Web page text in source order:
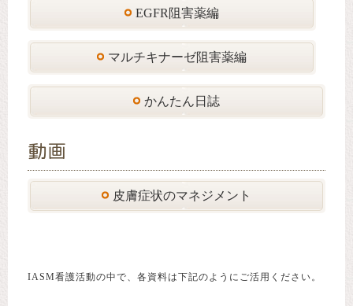
EGFR阻害薬編
マルチキナーゼ阻害薬編
かんたん日誌
動画
皮膚症状のマネジメント
IASM看護活動の中で、各資料は下記のようにご活用ください。